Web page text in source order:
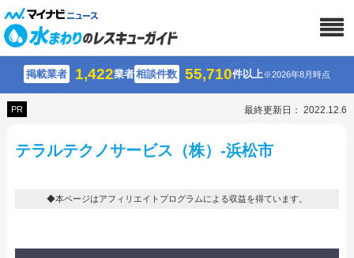
掲載業者 1,422業者相談件数 55,710件以上※2026年8月時点
PR 最終更新日： 2022.12.6
テラルテクノサービス（株）-浜松市
◆本ページはアフィリエイトプログラムによる収益を得ています。